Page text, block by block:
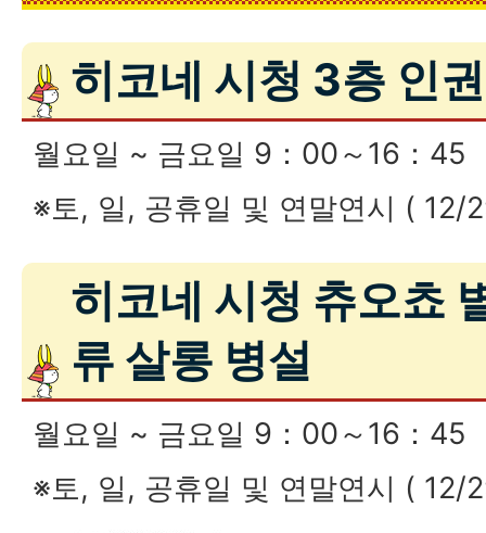
히코네 시청 3층 인
월요일 ~ 금요일 9：00～16：45
※토, 일, 공휴일 및 연말연시 ( 12/
히코네 시청 츄오쵸
류 살롱 병설
월요일 ~ 금요일 9：00～16：45
※토, 일, 공휴일 및 연말연시 ( 12/